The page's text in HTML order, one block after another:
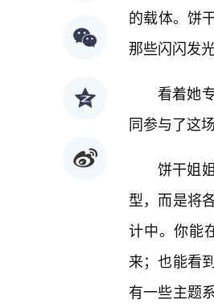
的载体。饼
那些闪闪发
看着她
同参与了这
饼干姐
型，而是将
计中。你能
来；也能看
有一些主题